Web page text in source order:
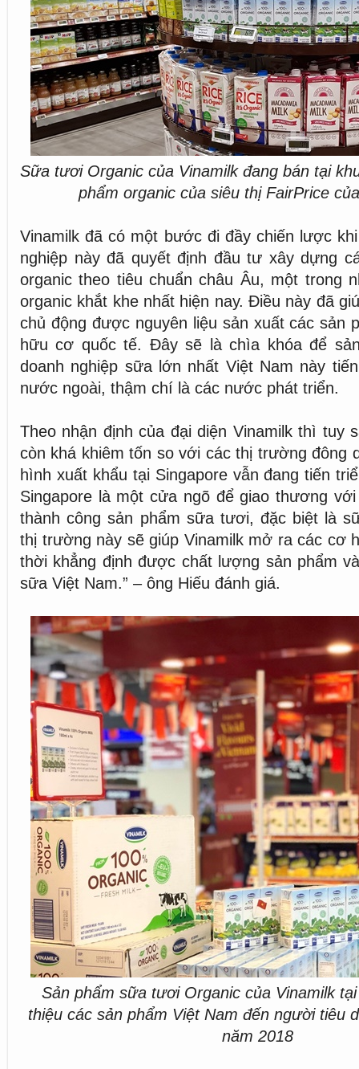
Sữa tươi Organic của Vinamilk đang bán tại
phẩm organic của siêu thị FairPrice
Vinamilk đã có một bước đi đầy chiến lược
nghiệp này đã quyết định đầu tư xây dựng
organic theo tiêu chuẩn châu Âu, một trong
organic khắt khe nhất hiện nay. Điều này đã
chủ động được nguyên liệu sản xuất các sản
hữu cơ quốc tế. Đây sẽ là chìa khóa để
doanh nghiệp sữa lớn nhất Việt Nam này
nước ngoài, thậm chí là các nước phát triển.
Theo nhận định của đại diện Vinamilk thì tuy
còn khá khiêm tốn so với các thị trường đông
hình xuất khẩu tại Singapore vẫn đang tiến
Singapore là một cửa ngõ để giao thương
thành công sản phẩm sữa tươi, đặc biệt là
thị trường này sẽ giúp Vinamilk mở ra các cơ
thời khẳng định được chất lượng sản phẩm
sữa Việt Nam.” – ông Hiếu đánh giá.
Sản phẩm sữa tươi Organic của Vinamilk
thiệu các sản phẩm Việt Nam đến người tiêu
năm 2018